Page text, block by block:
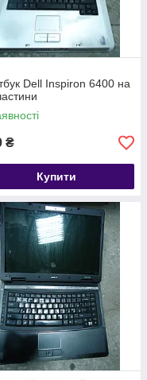
Dell Inspiron 6400 на
₴
Купити